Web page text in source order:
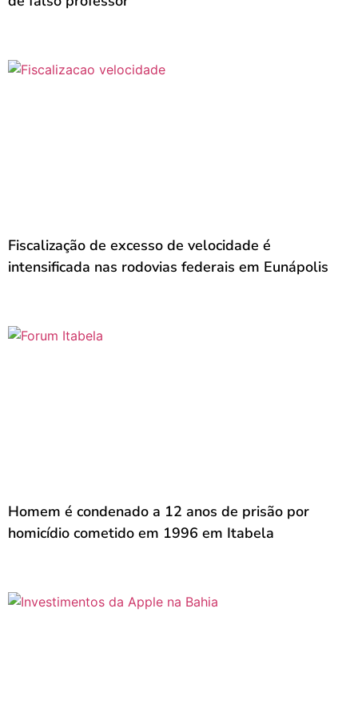
Fiscalização de excesso de velocidade é
intensificada nas rodovias federais em Eunápolis
Homem é condenado a 12 anos de prisão por
homicídio cometido em 1996 em Itabela